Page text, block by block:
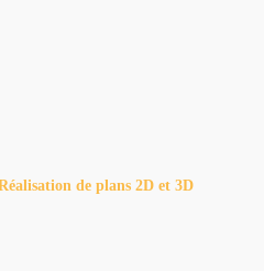
de plans 2D et 3D